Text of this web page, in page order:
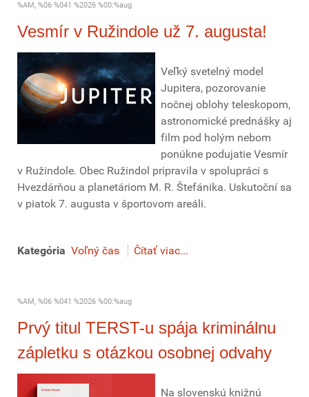
%AM, %06 %041 %2026 %00:%aug
Vesmír v Ružindole už 7. augusta!
Veľký svetelný model
Jupitera, pozorovanie
nočnej oblohy teleskopom,
astronomické prednášky aj
film pod holým nebom
ponúkne podujatie Vesmír
v Ružindole. Obec Ružindol pripravila v spolupráci s
Hvezdárňou a planetáriom M. R. Štefánika. Uskutoční sa
v piatok 7. augusta v športovom areáli.
Kategória Voľný čas Čítať viac...
%AM, %06 %041 %2026 %00:%aug
Prvý titul TERST-u spája kriminálnu
zápletku s otázkou osobnej odvahy
Na slovenskú knižnú